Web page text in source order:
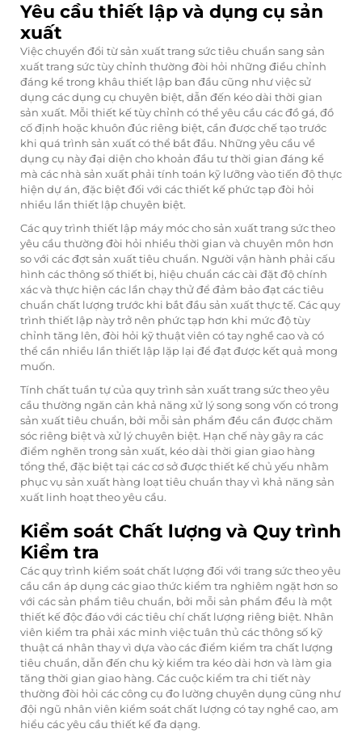
Yêu cầu thiết lập và dụng cụ sản
xuất
Việc chuyển đổi từ sản xuất trang sức tiêu chuẩn sang sản
xuất trang sức tùy chỉnh thường đòi hỏi những điều chỉnh
đáng kể trong khâu thiết lập ban đầu cũng như việc sử
dụng các dụng cụ chuyên biệt, dẫn đến kéo dài thời gian
sản xuất. Mỗi thiết kế tùy chỉnh có thể yêu cầu các đồ gá, đồ
cố định hoặc khuôn đúc riêng biệt, cần được chế tạo trước
khi quá trình sản xuất có thể bắt đầu. Những yêu cầu về
dụng cụ này đại diện cho khoản đầu tư thời gian đáng kể
mà các nhà sản xuất phải tính toán kỹ lưỡng vào tiến độ thực
hiện dự án, đặc biệt đối với các thiết kế phức tạp đòi hỏi
nhiều lần thiết lập chuyên biệt.
Các quy trình thiết lập máy móc cho sản xuất trang sức theo
yêu cầu thường đòi hỏi nhiều thời gian và chuyên môn hơn
so với các đợt sản xuất tiêu chuẩn. Người vận hành phải cấu
hình các thông số thiết bị, hiệu chuẩn các cài đặt độ chính
xác và thực hiện các lần chạy thử để đảm bảo đạt các tiêu
chuẩn chất lượng trước khi bắt đầu sản xuất thực tế. Các quy
trình thiết lập này trở nên phức tạp hơn khi mức độ tùy
chỉnh tăng lên, đòi hỏi kỹ thuật viên có tay nghề cao và có
thể cần nhiều lần thiết lập lặp lại để đạt được kết quả mong
muốn.
Tính chất tuần tự của quy trình sản xuất trang sức theo yêu
cầu thường ngăn cản khả năng xử lý song song vốn có trong
sản xuất tiêu chuẩn, bởi mỗi sản phẩm đều cần được chăm
sóc riêng biệt và xử lý chuyên biệt. Hạn chế này gây ra các
điểm nghẽn trong sản xuất, kéo dài thời gian giao hàng
tổng thể, đặc biệt tại các cơ sở được thiết kế chủ yếu nhằm
phục vụ sản xuất hàng loạt tiêu chuẩn thay vì khả năng sản
xuất linh hoạt theo yêu cầu.
Kiểm soát Chất lượng và Quy trình
Kiểm tra
Các quy trình kiểm soát chất lượng đối với trang sức theo yêu
cầu cần áp dụng các giao thức kiểm tra nghiêm ngặt hơn so
với các sản phẩm tiêu chuẩn, bởi mỗi sản phẩm đều là một
thiết kế độc đáo với các tiêu chí chất lượng riêng biệt. Nhân
viên kiểm tra phải xác minh việc tuân thủ các thông số kỹ
thuật cá nhân thay vì dựa vào các điểm kiểm tra chất lượng
tiêu chuẩn, dẫn đến chu kỳ kiểm tra kéo dài hơn và làm gia
tăng thời gian giao hàng. Các cuộc kiểm tra chi tiết này
thường đòi hỏi các công cụ đo lường chuyên dụng cũng như
đội ngũ nhân viên kiểm soát chất lượng có tay nghề cao, am
hiểu các yêu cầu thiết kế đa dạng.